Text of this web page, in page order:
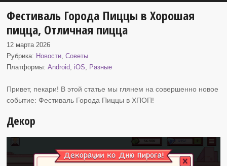
Фестиваль Города Пиццы в Хорошая
пицца, Отличная пицца
12 марта 2026
Рубрика: Новости,Советы
Платформы:Android, iOS, Разные
Привет, пекари! В этой статье мы глянем на совершенно новое
событие: Фестиваль Города Пиццы в ХПОП!
Декор